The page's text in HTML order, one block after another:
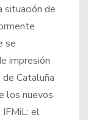
situación de
se
impresión
Cataluña
los nuevos
IFMiL: el